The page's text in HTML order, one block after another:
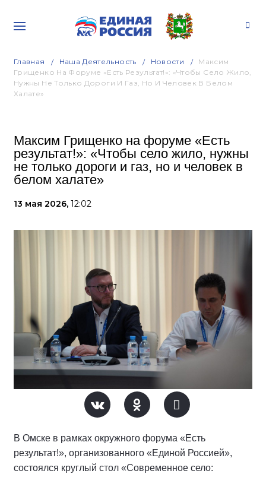
Главная Наша Деятельность Новости
Максим
Грищенко На Форуме «Есть Результат!»: «Чтобы Село Жило,
Нужны Не Только Дороги И Газ, Но И Человек В Белом
Халате»
Максим Грищенко на форуме «Есть
результат!»: «Чтобы село жило, нужны
не только дороги и газ, но и человек в
белом халате»
13 мая 2026, 12:02
В Омске в рамках окружного форума «Есть
результат!», организованного «Единой Россией»,
состоялся круглый стол «Современное село: